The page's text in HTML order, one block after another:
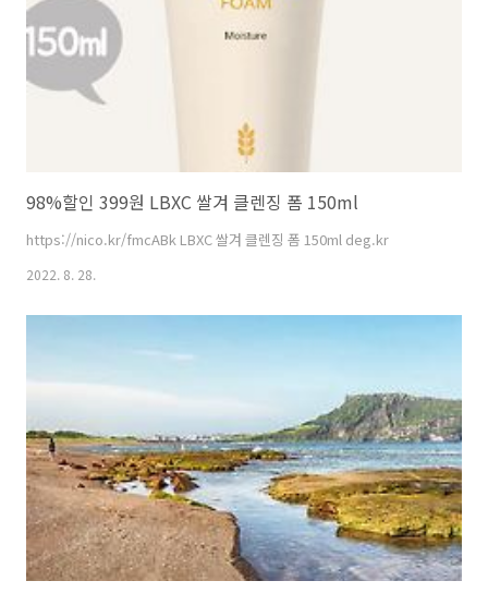
사실을 알게 되었습니다. 그녀가 나를 보러 왔을 때, 그녀는 체중 감량에
엄청나게..
98%할인 399원 LBXC 쌀겨 클렌징 폼 150ml
https://nico.kr/fmcABk LBXC 쌀겨 클렌징 폼 150ml deg.kr
2022. 8. 28.